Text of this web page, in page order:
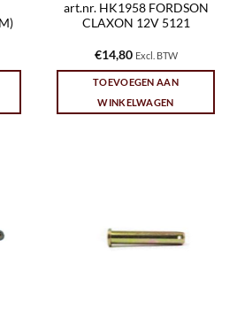
art.nr. HK1958 FORDSON
CLAXON 12V 5121
€14,80 Excl. BTW
TOEVOEGEN AAN
WINKELWAGEN